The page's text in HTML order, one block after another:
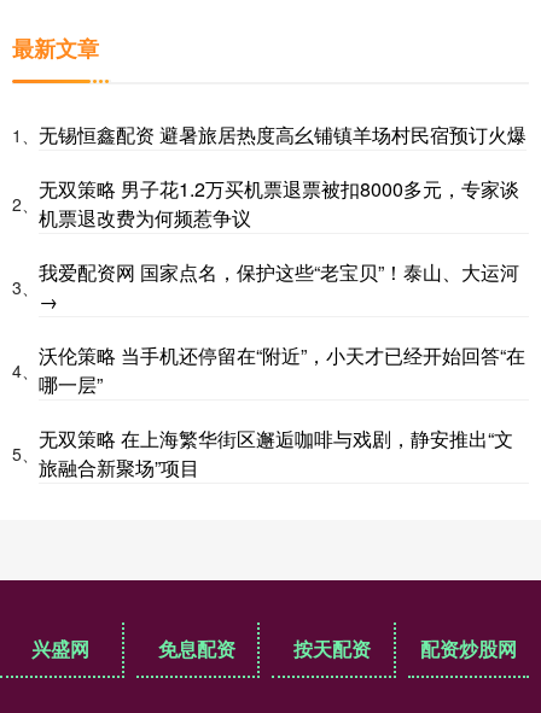
最新文章
1、 无锡恒鑫配资 避暑旅居热度高幺铺镇羊场村民宿预订火爆
2、
无双策略 男子花1.2万买机票退票被扣8000多元，专家谈
机票退改费为何频惹争议
3、
我爱配资网 国家点名，保护这些“老宝贝”！泰山、大运河
→
4、
沃伦策略 当手机还停留在“附近”，小天才已经开始回答“在
哪一层”
5、
无双策略 在上海繁华街区邂逅咖啡与戏剧，静安推出“文
旅融合新聚场”项目
兴盛网 免息配资 按天配资 配资炒股网